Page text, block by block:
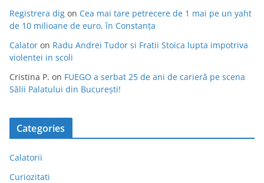
Registrera dig on Cea mai tare petrecere de 1 mai pe un yaht
de 10 milioane de euro, în Constanța
Calator on Radu Andrei Tudor si Fratii Stoica lupta impotriva
violentei in scoli
Cristina P. on FUEGO a serbat 25 de ani de carieră pe scena
Sălii Palatului din București!
Categories
Calatorii
Curiozitati